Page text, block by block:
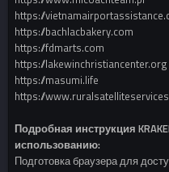
https://
https://bachlacbakery.com
https://fdmarts.com
https://lakewinchristiancenter.org
https://masumi.life
https://
Подробная инструкция
использованию:
Подготовка браузера для